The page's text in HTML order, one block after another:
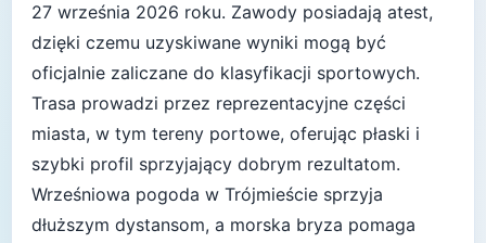
27 września 2026 roku. Zawody posiadają atest,
dzięki czemu uzyskiwane wyniki mogą być
oficjalnie zaliczane do klasyfikacji sportowych.
Trasa prowadzi przez reprezentacyjne części
miasta, w tym tereny portowe, oferując płaski i
szybki profil sprzyjający dobrym rezultatom.
Wrześniowa pogoda w Trójmieście sprzyja
dłuższym dystansom, a morska bryza pomaga